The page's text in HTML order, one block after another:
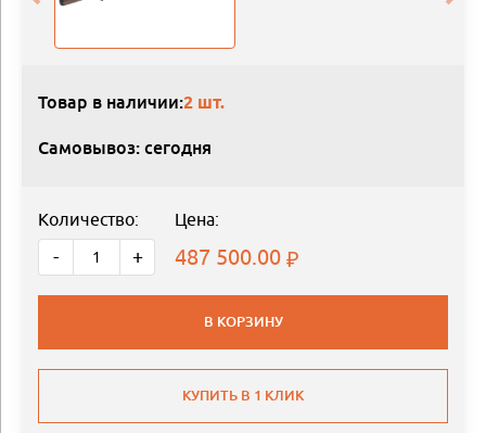
Товар в наличии:2 шт.
Самовывоз: сегодня
Количество:
- +
Цена:
487 500.00
В КОРЗИНУ
КУПИТЬ В 1 КЛИК